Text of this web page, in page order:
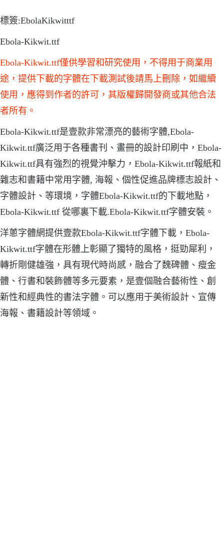
標簽:EbolaKikwitttf
Ebola-Kikwit.ttf
Ebola-Kikwit.ttf僅供學習和研究使用，不得用于商業用
途，提供下載的字體在下載測試後請馬上刪除，如繼續
使用，應得到作者的許可，其版權歸開發商或其他合法
者所有。
Ebola-Kikwit.ttf是壹款非常漂亮的藝術字體,Ebola-
Kikwit.ttf廣泛用于各種書刊、畫冊的設計印刷中，Ebola-
Kikwit.ttf具有強烈的視覺沖擊力，Ebola-Kikwit.ttf報紙和
雜志和書籍中常用字體, 海報、個性促進品牌標志設計、
字體設計、等環境，字體Ebola-Kikwit.ttf的下載地點，
Ebola-Kikwit.ttf 從哪裏下載.Ebola-Kikwit.ttf字體安裝。
洋蔥字體網提供壹款Ebola-Kikwit.ttf字體下載，Ebola-
Kikwit.ttf字體在形體上彰顯了獨特的風格，挺勁犀利，
轉折剛健雄強，具有現代時尚感，融合了魏碑體、瘦金
體、行書和裝飾體等多元要素，是壹個融合藝術性、創
新性和經典性的書法字體。可以應用于美術設計、宣傳
海報、書籍設計等領域。